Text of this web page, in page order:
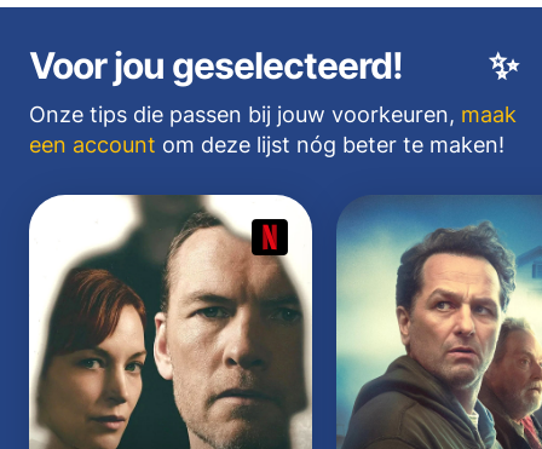
✨
Voor jou geselecteerd!
Onze tips die passen bij jouw voorkeuren, maak
een account om deze lijst nóg beter te maken!